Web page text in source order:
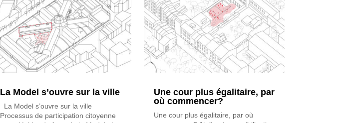
La Model s’ouvre sur la ville
La Model s’ouvre sur la ville
Processus de participation citoyenne
Une cour plus égalitaire, par
où commencer?
Une cour plus égalitaire, par où